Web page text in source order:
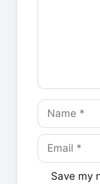
Name
Email
Save my